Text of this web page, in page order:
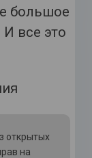
большое
И все это
открытых
на